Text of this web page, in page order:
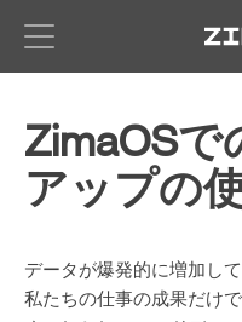
ZimaOSで
アップの
データが爆発的に増加し
私たちの仕事の成果だけ